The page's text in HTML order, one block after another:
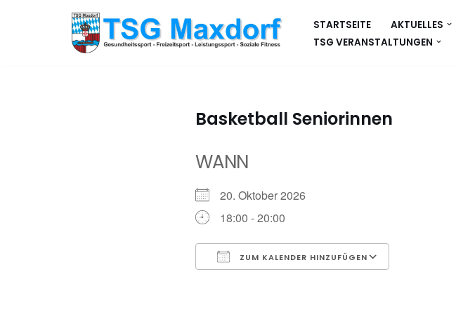
STARTSEITE AKTUELLES
TSG VERANSTALTUNGEN
Basketball Seniorinnen
WANN
20. Oktober 2026
18:00 - 20:00
ZUM KALENDER HINZUFÜGEN
Google